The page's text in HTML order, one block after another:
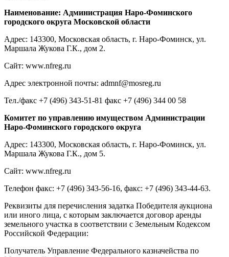
Наименование: Администрация Наро-Фоминского
городского округа Московской области
Адрес: 143300, Московская область, г. Наро-Фоминск, ул.
Маршала Жукова Г.К., дом 2.
Сайт: www.nfreg.ru
Адрес электронной почты: admnf@mosreg.ru
Тел./факс +7 (496) 343-51-81 факс +7 (496) 344 00 58
Комитет по управлению имуществом Администрации
Наро-Фоминского городского округа
Адрес: 143300, Московская область, г. Наро-Фоминск, ул.
Маршала Жукова Г.К., дом 5.
Сайт: www.nfreg.ru
Телефон факс: +7 (496) 343-56-16, факс: +7 (496) 343-44-63.
Реквизиты для перечисления задатка Победителя аукциона
или иного лица, с которым заключается договор аренды
земельного участка в соответствии с Земельным Кодексом
Российской Федерации:
Получатель Управление Федерального казначейства по